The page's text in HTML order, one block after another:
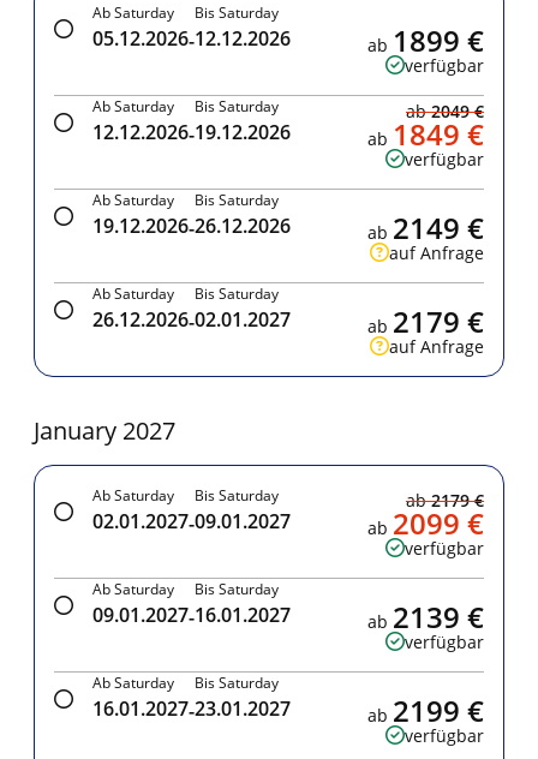
Ab Saturday
05.12.2026-
Bis Saturday
12.12.2026
verfügbar
ab 1899 €
Ab Saturday
12.12.2026-
Bis Saturday
19.12.2026
verfügbar
ab2049 €
ab 1849 €
Ab Saturday
19.12.2026-
Bis Saturday
26.12.2026
auf Anfrage
ab 2149 €
Ab Saturday
26.12.2026-
Bis Saturday
02.01.2027
auf Anfrage
ab 2179 €
January 2027
Ab Saturday
02.01.2027-
Bis Saturday
09.01.2027
verfügbar
ab2179 €
ab 2099 €
Ab Saturday
09.01.2027-
Bis Saturday
16.01.2027
verfügbar
ab 2139 €
Ab Saturday
16.01.2027-
Bis Saturday
23.01.2027
verfügbar
ab 2199 €